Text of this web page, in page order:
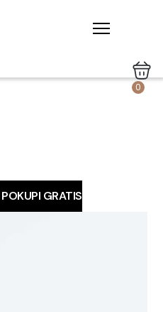
0
GRATIS